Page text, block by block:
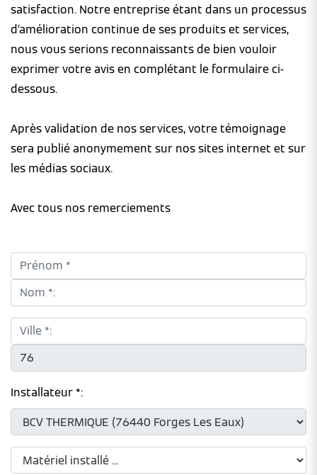
satisfaction. Notre entreprise étant dans un processus
d’amélioration continue de ses produits et services,
nous vous serions reconnaissants de bien vouloir
exprimer votre avis en complétant le formulaire ci-
dessous.
Après validation de nos services, votre témoignage
sera publié anonymement sur nos sites internet et sur
les médias sociaux.
Avec tous nos remerciements
Prénom *:
Nom *:
Ville *:
CP *:
Installateur *: